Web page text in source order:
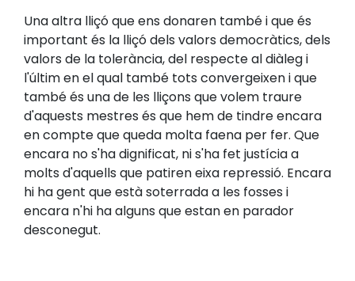
Una altra lliçó que ens donaren també i que és
important és la lliçó dels valors democràtics, dels
valors de la tolerància, del respecte al diàleg i
l'últim en el qual també tots convergeixen i que
també és una de les lliçons que volem traure
d'aquests mestres és que hem de tindre encara
en compte que queda molta faena per fer. Que
encara no s'ha dignificat, ni s'ha fet justícia a
molts d'aquells que patiren eixa repressió. Encara
hi ha gent que està soterrada a les fosses i
encara n'hi ha alguns que estan en parador
desconegut.